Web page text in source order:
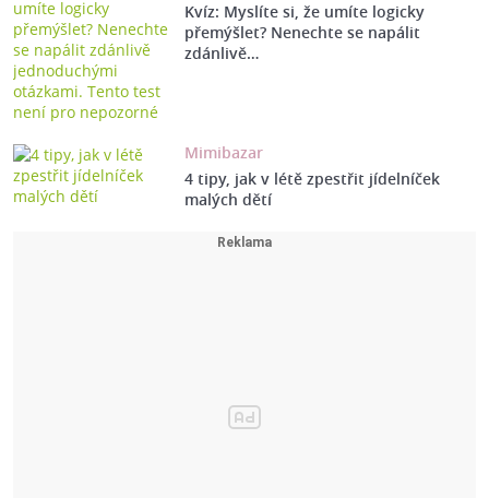
Kvíz: Myslíte si, že umíte logicky
přemýšlet? Nenechte se napálit
zdánlivě…
Mimibazar
4 tipy, jak v létě zpestřit jídelníček
malých dětí